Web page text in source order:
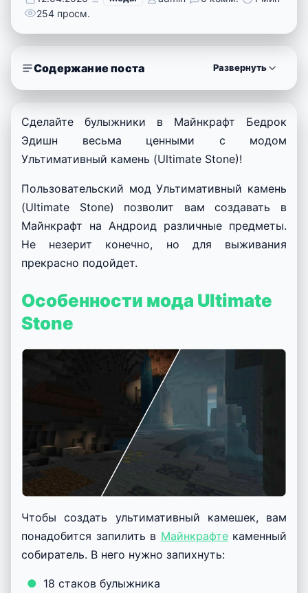
254 просм.
Содержание поста Развернуть
Сделайте булыжники в Майнкрафт Бедрок
Эдишн весьма ценными с модом
Ультимативный камень (Ultimate Stone)!
Пользовательский мод Ультимативный камень
(Ultimate Stone) позволит вам создавать в
Майнкрафт на Андроид различные предметы.
Не незерит конечно, но для выживания
прекрасно подойдет.
Особенности мода Ultimate
Stone
Чтобы создать ультимативный камешек, вам
понадобится запилить в Майнкрафтекаменный
собиратель. В него нужно запихнуть:
18 стаков булыжника